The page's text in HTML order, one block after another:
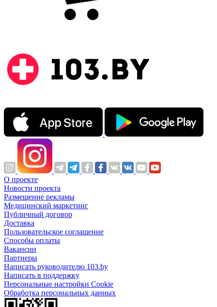
О проекте
Новости проекта
Размещение рекламы
Медицинский маркетинг
Публичный договор
Доставка
Пользовательское соглашение
Способы оплаты
Вакансии
Партнеры
Написать руководителю 103.by
Написать в поддержку
Персональные настройки Cookie
Обработка персональных данных